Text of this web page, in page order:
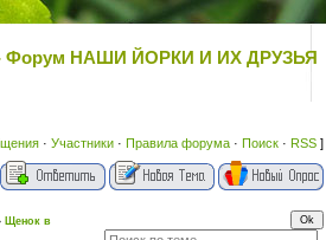
- Форум НАШИ ЙОРКИ И ИХ ДРУЗЬЯ
· Участники · Правила форума · Поиск · RSS ]
Щенок в